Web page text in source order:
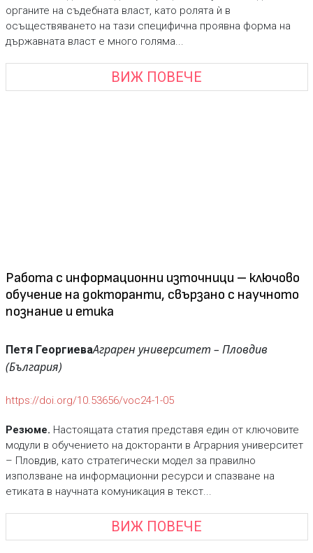
органите на съдебната власт, като ролята ѝ в
осъществяването на тази специфична проявна форма на
държавната власт е много голяма...
ВИЖ ПОВЕЧЕ
Работа с информационни източници – ключово
обучение на докторанти, свързано с научното
познание и етика
Петя ГеоргиеваАграрен университет – Пловдив
(България)
https://doi.org/10.53656/voc24-1-05
Резюме. Настоящата статия представя един от ключовите
модули в обучението на докторанти в Аграрния университет
– Пловдив, като стратегически модел за правилно
използване на информационни ресурси и спазване на
етиката в научната комуникация в текст...
ВИЖ ПОВЕЧЕ